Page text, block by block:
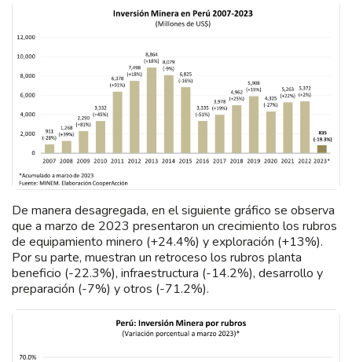
De manera desagregada, en el siguiente gráfico se observa
que a marzo de 2023 presentaron un crecimiento los rubros
de equipamiento minero (+24.4%) y exploración (+13%).
Por su parte, muestran un retroceso los rubros planta
beneficio (-22.3%), infraestructura (-14.2%), desarrollo y
preparación (-7%) y otros (-71.2%).